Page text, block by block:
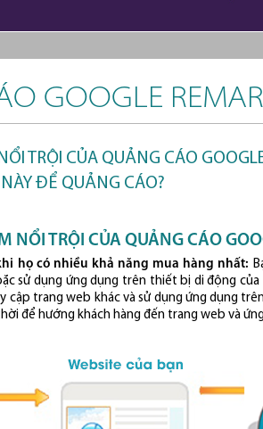
GOOGLE
TRỘI CỦA QUẢNG CÁO
ĐỂ QUẢNG CÁO?
NỔI TRỘI CỦA QUẢNG CÁO
họ có nhiều khả năng mua hàng nhất:
sử dụng ứng dụng trên thiết bị di động
cập trang web khác và sử dụng ứng dụng
để hướng khách hàng đến trang web và